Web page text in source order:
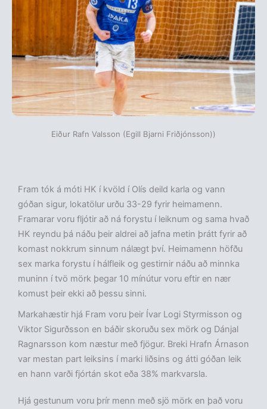
Eiður Rafn Valsson (Egill Bjarni Friðjónsson))
Fram tók á móti HK í kvöld í Olís deild karla og vann
góðan sigur, lokatölur urðu 33-29 fyrir heimamenn.
Framarar voru fljótir að ná forystu í leiknum og sama hvað
HK reyndu þá náðu þeir aldrei að jafna metin þrátt fyrir að
komast nokkrum sinnum nálægt því. Heimamenn höfðu
sex marka forystu í hálfleik og gestirnir náðu að minnka
muninn í tvö mörk þegar 10 mínútur voru eftir en nær
komust þeir ekki að þessu sinni.
Markahæstir hjá Fram voru þeir Ívar Logi Styrmisson og
Viktor Sigurðsson en báðir skoruðu sex mörk og Dánjal
Ragnarsson kom næstur með fjögur. Breki Hrafn Árnason
var mestan part leiksins í marki liðsins og átti góðan leik
en hann varði fjórtán skot eða 38% markvarsla.
Hjá gestunum voru þrír menn með sjö mörk en það voru